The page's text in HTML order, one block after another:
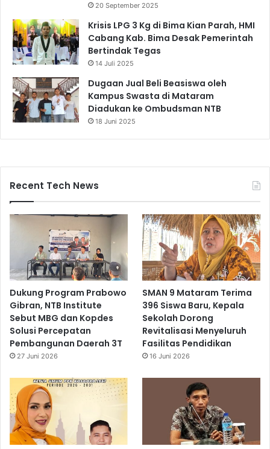
20 September 2025
Krisis LPG 3 Kg di Bima Kian Parah, HMI
Cabang Kab. Bima Desak Pemerintah
Bertindak Tegas
14 Juli 2025
Dugaan Jual Beli Beasiswa oleh
Kampus Swasta di Mataram
Diadukan ke Ombudsman NTB
18 Juni 2025
Recent Tech News
Dukung Program Prabowo
Gibran, NTB Institute
Sebut MBG dan Kopdes
Solusi Percepatan
Pembangunan Daerah 3T
27 Juni 2026
SMAN 9 Mataram Terima
396 Siswa Baru, Kepala
Sekolah Dorong
Revitalisasi Menyeluruh
Fasilitas Pendidikan
16 Juni 2026